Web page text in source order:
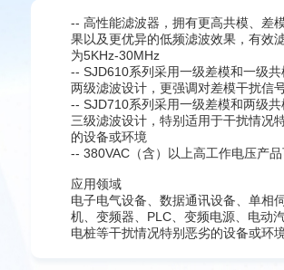
-- 高性能滤波器，拥有更高共模、差
果以及更优异的低频滤波效果，有效
为5KHz-30MHz
-- SJD610系列采用一级差模和一级共
两级滤波设计，更强调对差模干扰信
-- SJD710系列采用一级差模和两级共
三级滤波设计，特别适用于干扰情况
的设备或环境
-- 380VAC（含）以上高工作电压产
应用领域
电子电气设备、数据通讯设备、单相
机、变频器、PLC、变频电源、电动
电桩等干扰情况特别恶劣的设备或环